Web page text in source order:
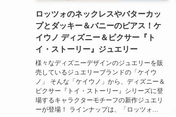
ロッツォのネックレスやバターカッ
プとダッキー＆バニーのピアス！ケ
イウノ ディズニー＆ピクサー『ト
イ・ストーリー』ジュエリー
様々なディズニーデザインのジュエリーを販
売しているジュエリーブランドの「ケイウ
ノ」 そんな「ケイウノ」から、ディズニー＆
ピクサー『トイ・ストーリー』シリーズに登
場するキャラクターモチーフの新作ジュエリ
ーが登場！ ラインナップは、「ロッツォ...